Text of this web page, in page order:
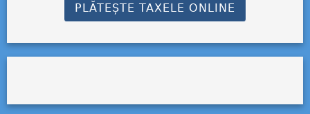
PLĂTEȘTE TAXELE ONLINE